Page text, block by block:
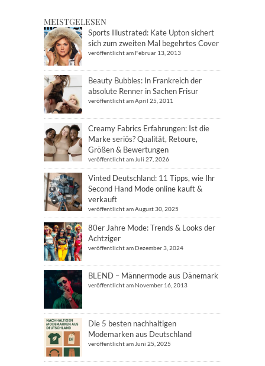
MEISTGELESEN
Sports Illustrated: Kate Upton sichert
sich zum zweiten Mal begehrtes Cover
veröffentlicht am Februar 13, 2013
Beauty Bubbles: In Frankreich der
absolute Renner in Sachen Frisur
veröffentlicht am April 25, 2011
Creamy Fabrics Erfahrungen: Ist die
Marke seriös? Qualität, Retoure,
Größen & Bewertungen
veröffentlicht am Juli 27, 2026
Vinted Deutschland: 11 Tipps, wie Ihr
Second Hand Mode online kauft &
verkauft
veröffentlicht am August 30, 2025
80er Jahre Mode: Trends & Looks der
Achtziger
veröffentlicht am Dezember 3, 2024
BLEND – Männermode aus Dänemark
veröffentlicht am November 16, 2013
Die 5 besten nachhaltigen
Modemarken aus Deutschland
veröffentlicht am Juni 25, 2025